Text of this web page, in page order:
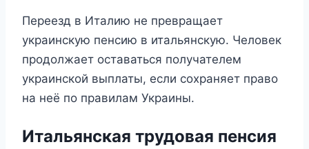
Переезд в Италию не превращает
украинскую пенсию в итальянскую. Человек
продолжает оставаться получателем
украинской выплаты, если сохраняет право
на неё по правилам Украины.
Итальянская трудовая пенсия